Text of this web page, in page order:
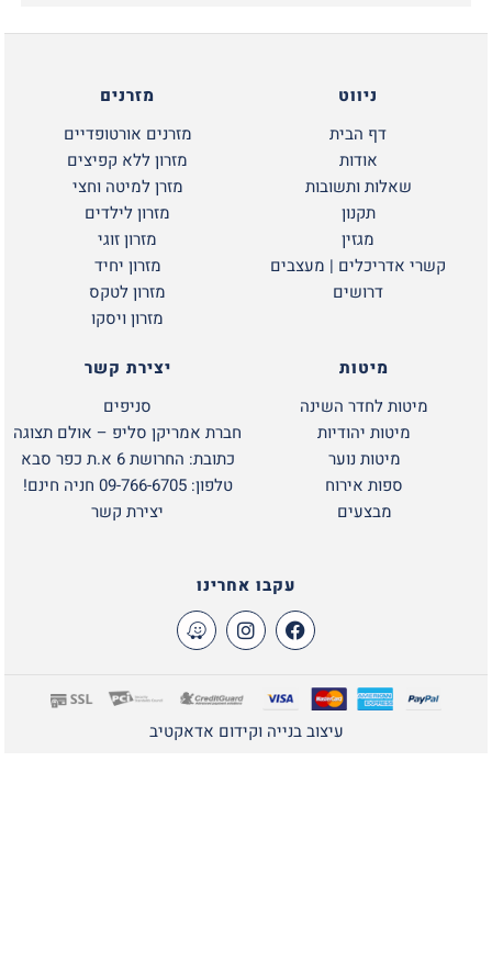
ניווט
דף הבית
אודות
שאלות ותשובות
תקנון
מגזין
קשרי אדריכלים | מעצבים
דרושים
מזרנים
מזרנים אורטופדיים
מזרון ללא קפיצים
מזרן למיטה וחצי
מזרון לילדים
מזרון זוגי
מזרון יחיד
מזרון לטקס
מזרון ויסקו
מיטות
מיטות לחדר השינה
מיטות יהודיות
מיטות נוער
ספות אירוח
מבצעים
יצירת קשר
סניפים
חברת אמריקן סליפ – אולם תצוגה
כתובת: החרושת 6 א.ת כפר סבא
טלפון: 09-766-6705 חניה חינם!
יצירת קשר
עקבו אחרינו
עיצוב בנייה וקידום אדאקטיב